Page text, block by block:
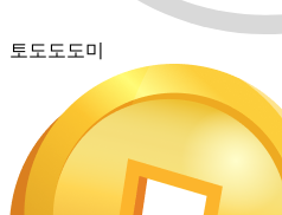
토도도도미